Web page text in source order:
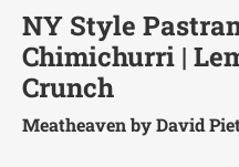
NY Style
Chimichurri |
Crunch
Meatheaven by David